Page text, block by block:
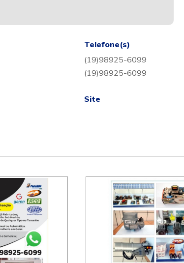
Telefone(s)
(19)98925-6099
(19)98925-6099
Site